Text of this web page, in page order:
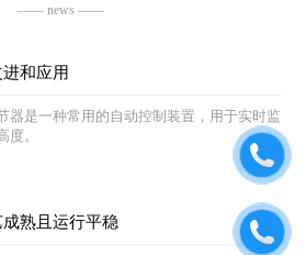
—— news ——
和应用
器是一种常用的自动控制装置，用于实时监
度。
熟且运行平稳